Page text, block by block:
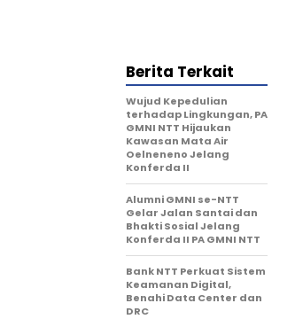
Berita Terkait
Wujud Kepedulian
terhadap Lingkungan, PA
GMNI NTT Hijaukan
Kawasan Mata Air
Oelneneno Jelang
Konferda II
Alumni GMNI se-NTT
Gelar Jalan Santai dan
Bhakti Sosial Jelang
Konferda II PA GMNI NTT
Bank NTT Perkuat Sistem
Keamanan Digital,
Benahi Data Center dan
DRC